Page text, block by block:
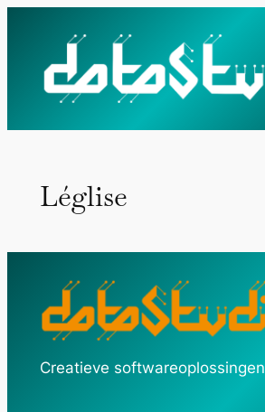
inhoud
Léglise
Creatieve softwareoplossingen